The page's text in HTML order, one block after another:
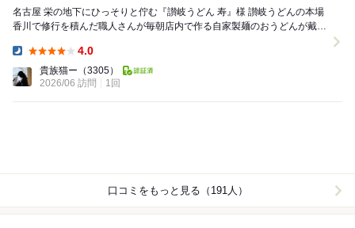
名古屋 栄の地下にひっそりと佇む『讃岐うどん 寿』様 讃岐うどんの本場
香川で修行を積んだ職人さんが毎朝店内で作る自家製麺のおうどんが戴け
4.0
貴族猫ー （3305）
2026/06 訪問
1回
口コミをもっと見る（191人）